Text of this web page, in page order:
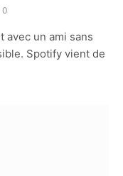
0
avec un ami sans
Spotify vient de